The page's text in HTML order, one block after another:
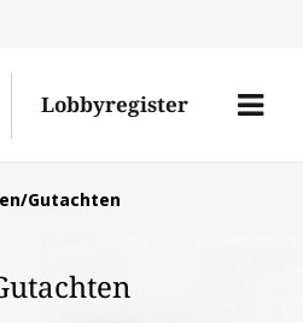
Lobbyregister
Menü
Gutachten